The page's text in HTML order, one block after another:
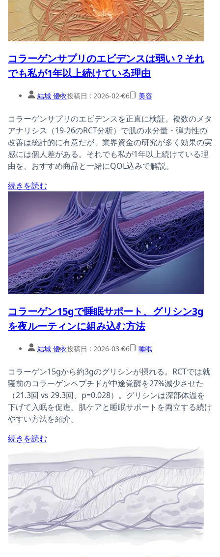
コラーゲンサプリのエビデンスは弱い？それ
でも私が1年以上続けている理由
結城 優衣投稿日 : 2026-02-06 美容
コラーゲンサプリのエビデンスを正直に検証。複数のメタ
アナリシス（19-26のRCT分析）で肌の水分量・弾力性の
改善は統計的に有意だが、業界資金の研究が多く効果の実
感には個人差がある。それでも私が1年以上続けている理
由を、おすすめ商品と一緒にQOL込みで解説。
続きを読む
コラーゲン15gで睡眠サポート、グリシン3g
を夜ルーティンに組み込む方法
結城 優衣投稿日 : 2026-03-06 睡眠
コラーゲン15gから約3gのグリシンが摂れる。RCTでは就
寝前のコラーゲンペプチドが中途覚醒を27%減少させた
（21.3回 vs 29.3回、p=0.028）。グリシンは深部体温を
下げて入眠を促進。肌ケアと睡眠サポートを両立する続け
やすい方法を紹介。
続きを読む